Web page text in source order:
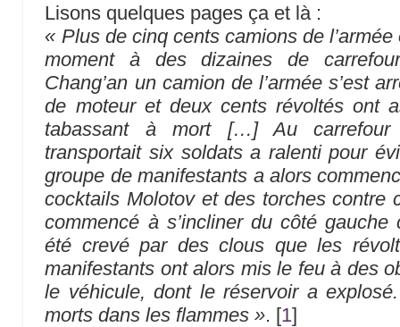
Lisons quelques pages ça et là :
« Plus de cinq cents camions de
moment à des dizaines de
Chang’an un camion de l’armée s’est
de moteur et deux cents révoltés ont
tabassant à mort […] Au
transportait six soldats a ralenti pour
groupe de manifestants a alors
cocktails Molotov et des torches contre
commencé à s’incliner du côté
été crevé par des clous que les
manifestants ont alors mis le feu à des
le véhicule, dont le réservoir a
morts dans les flammes ». [1]